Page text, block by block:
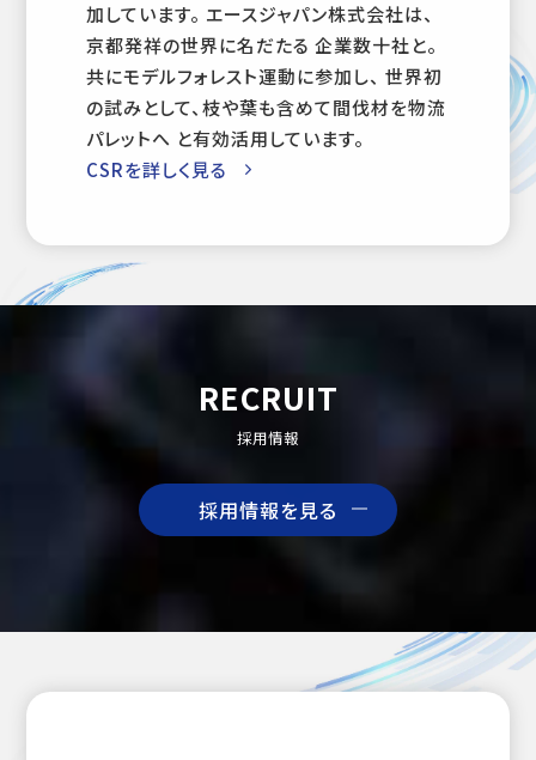
加しています。 エースジャパン株式会社は、
京都発祥の世界に名だたる 企業数十社と。
共にモデルフォレスト運動に参加し、 世界初
の試みとして、枝や葉も含めて間伐材を物流
パレットへ と有効活用しています。
CSRを詳しく見る
RECRUIT
採用情報
採用情報を見る